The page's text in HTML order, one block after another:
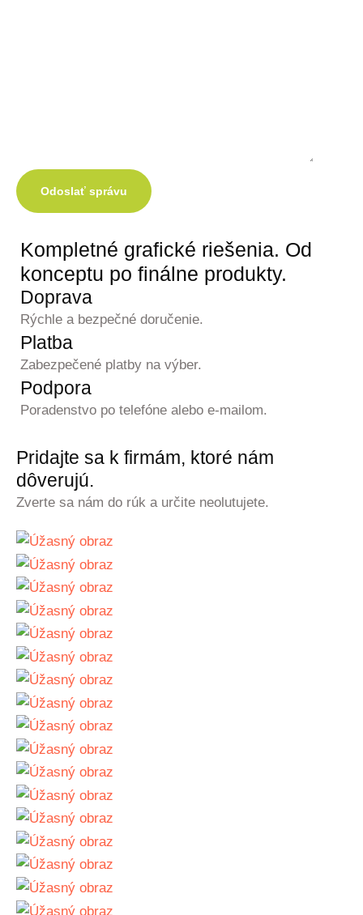
Odoslať správu
Kompletné grafické riešenia. Od
konceptu po finálne produkty.
Doprava
Rýchle a bezpečné doručenie.
Platba
Zabezpečené platby na výber.
Podpora
Poradenstvo po telefóne alebo e-mailom.
Pridajte sa k firmám, ktoré nám
dôverujú.
Zverte sa nám do rúk a určite neolutujete.